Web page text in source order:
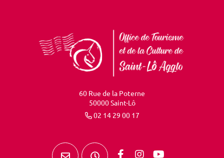
60 Rue de la Poterne
50000 Saint-Lô
02 14 29 00 17